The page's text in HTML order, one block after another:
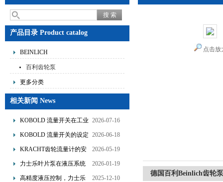
产品目录 Product catalog
BEINLICH
百利齿轮泵
更多分类
相关新闻 News
KOBOLD 流量开关在工业
管道水流量监测中的应用
2026-07-16
KOBOLD 流量开关的设定
流量调节与刻度指示
2026-06-18
KRACHT齿轮流量计的安
装要求：直管段、过滤器
2026-05-19
力士乐叶片泵在液压系统
中的应用分析
2026-01-19
高精度液压控制，力士乐
2025-12-10
点击放
德国百利Beinlich齿轮